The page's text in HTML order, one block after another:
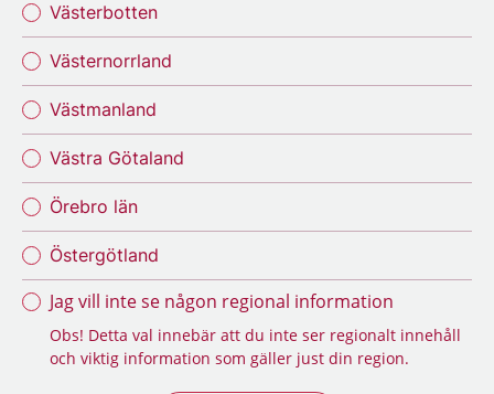
Västerbotten
Västernorrland
Västmanland
Västra Götaland
Örebro län
Östergötland
Jag vill inte se någon regional information
Obs! Detta val innebär att du inte ser regionalt innehåll
och viktig information som gäller just din region.